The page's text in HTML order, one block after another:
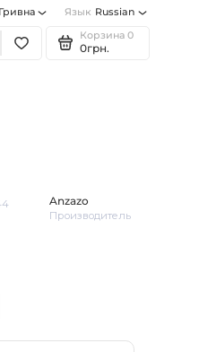
Гривна Язык Russian
Корзина 0
0грн.
Anzazo
Производитель